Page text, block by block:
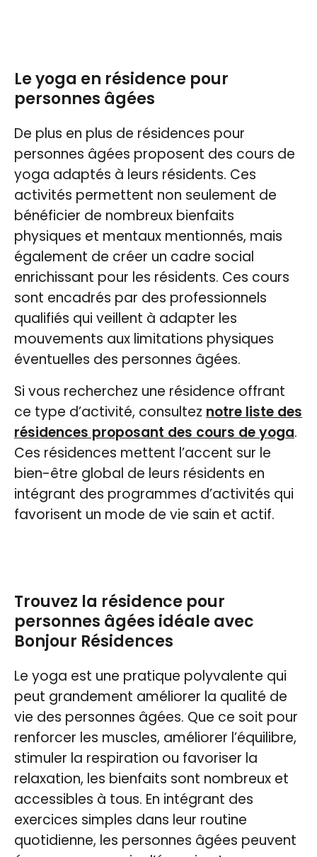
Le yoga en résidence pour
personnes âgées
De plus en plus de résidences pour
personnes âgées proposent des cours de
yoga adaptés à leurs résidents. Ces
activités permettent non seulement de
bénéficier de nombreux bienfaits
physiques et mentaux mentionnés, mais
également de créer un cadre social
enrichissant pour les résidents. Ces cours
sont encadrés par des professionnels
qualifiés qui veillent à adapter les
mouvements aux limitations physiques
éventuelles des personnes âgées.
Si vous recherchez une résidence offrant
ce type d’activité, consultez notre liste des
résidences proposant des cours de yoga.
Ces résidences mettent l’accent sur le
bien-être global de leurs résidents en
intégrant des programmes d’activités qui
favorisent un mode de vie sain et actif.
Trouvez la résidence pour
personnes âgées idéale avec
Bonjour Résidences
Le yoga est une pratique polyvalente qui
peut grandement améliorer la qualité de
vie des personnes âgées. Que ce soit pour
renforcer les muscles, améliorer l’équilibre,
stimuler la respiration ou favoriser la
relaxation, les bienfaits sont nombreux et
accessibles à tous. En intégrant des
exercices simples dans leur routine
quotidienne, les personnes âgées peuvent